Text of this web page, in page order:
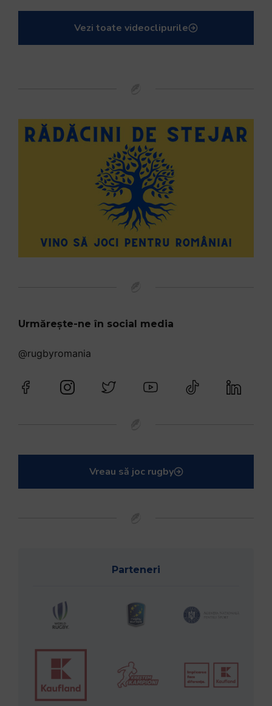
Vezi toate videoclipurile
Urmărește-ne în social media
@rugbyromania
Vreau să joc rugby
Parteneri